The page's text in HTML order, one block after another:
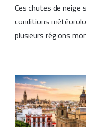
Ces chutes de neige
conditions
plusieurs régions